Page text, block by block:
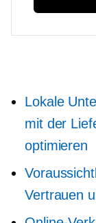
Lokale
mit der
optimieren
Vertrauen